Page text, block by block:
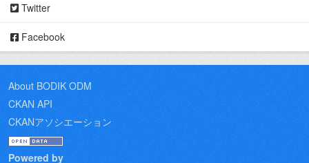
Twitter
Facebook
About BODIK ODM
CKAN API
CKANアソシエーション
Powered by